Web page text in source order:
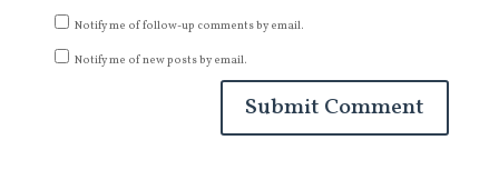
Notify me of follow-up comments by email.
Notify me of new posts by email.